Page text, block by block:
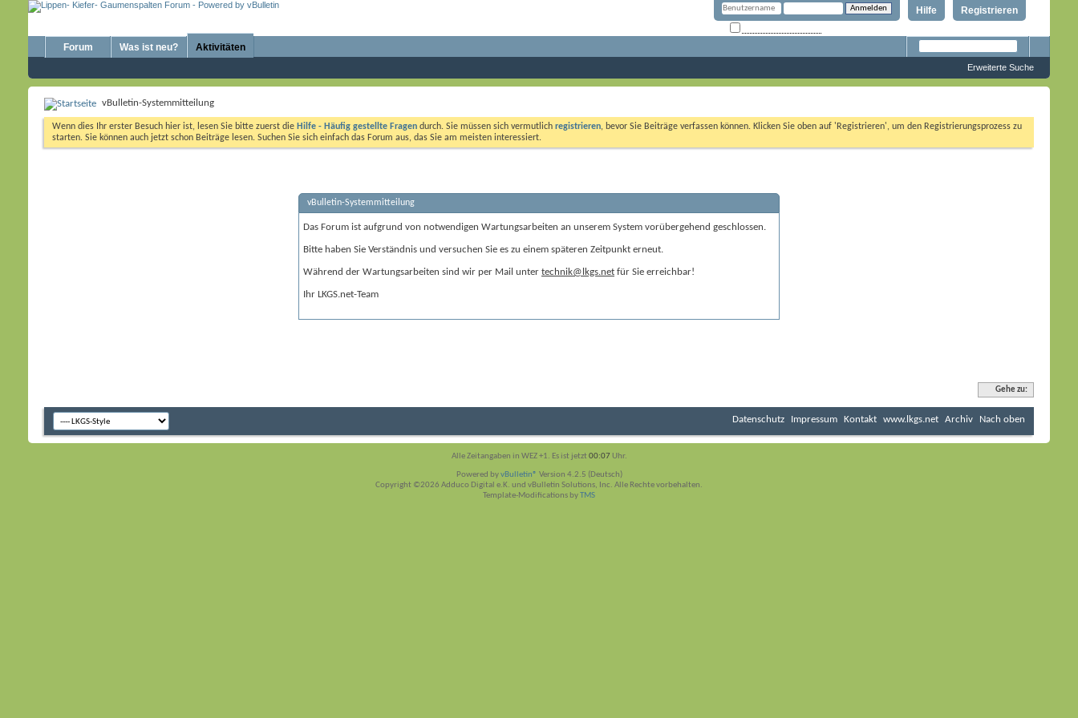
Registrieren
Hilfe
Forum Was ist neu? Aktivitäten
Erweiterte Suche
vBulletin-Systemmitteilung
Wenn dies Ihr erster Besuch hier ist, lesen Sie bitte zuerst die Hilfe - Häufig gestellte Fragen durch. Sie müssen sich vermutlich registrieren, bevor Sie Beiträge verfassen können. Klicken Sie oben auf 'Registrieren', um den Registrierungsprozess zu
starten. Sie können auch jetzt schon Beiträge lesen. Suchen Sie sich einfach das Forum aus, das Sie am meisten interessiert.
vBulletin-Systemmitteilung
Das Forum ist aufgrund von notwendigen Wartungsarbeiten an unserem System vorübergehend geschlossen.
Bitte haben Sie Verständnis und versuchen Sie es zu einem späteren Zeitpunkt erneut.
Während der Wartungsarbeiten sind wir per Mail unter technik@lkgs.net für Sie erreichbar!
Ihr LKGS.net-Team
Gehe zu:
Datenschutz Impressum Kontakt www.lkgs.net Archiv Nach oben
Alle Zeitangaben in WEZ +1. Es ist jetzt00:07 Uhr.
Powered byvBulletin® Version 4.2.5 (Deutsch)
Copyright ©2026 Adduco Digital e.K. und vBulletin Solutions, Inc. Alle Rechte vorbehalten.
Template-Modifications byTMS